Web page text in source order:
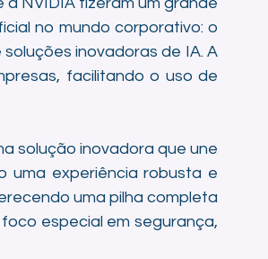
no mundo corporativo: o
inovadoras de IA. A
facilitando o uso de
solução inovadora que une
uma experiência robusta e
uma pilha completa
especial em segurança,